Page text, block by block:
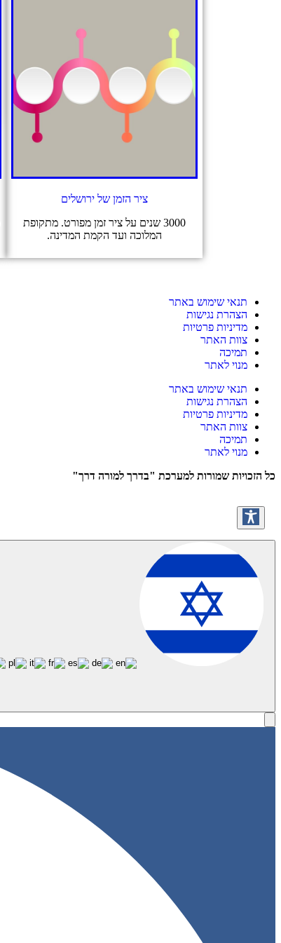
ציר הזמן של ירושלים
3000 שנים על ציר זמן מפורט. מתקופת
המלוכה ועד הקמת המדינה.
תנאי שימוש באתר
הצהרת נגישות
מדיניות פרטיות
צוות האתר
תמיכה
מנוי לאתר
תנאי שימוש באתר
הצהרת נגישות
מדיניות פרטיות
צוות האתר
תמיכה
מנוי לאתר
כל הזכויות שמורות למערכת "בדרך למורה דרך"